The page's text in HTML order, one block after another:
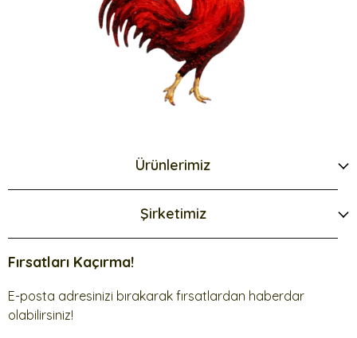
Ürünlerimiz
Şirketimiz
Fırsatları Kaçırma!
E-posta adresinizi bırakarak fırsatlardan haberdar
olabilirsiniz!